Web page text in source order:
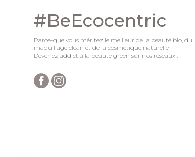
#BeEcocentric
Parce-que vous méritez le meilleur de la beauté bio, du
maquillage clean et de la cosmétique naturelle !
Devenez addict à la beauté green sur nos réseaux :